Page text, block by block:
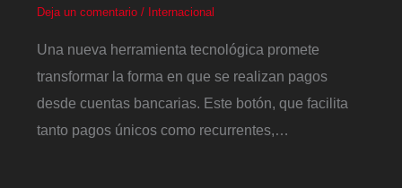
Deja un comentario / Internacional
Una nueva herramienta tecnológica promete
transformar la forma en que se realizan pagos
desde cuentas bancarias. Este botón, que facilita
tanto pagos únicos como recurrentes,…